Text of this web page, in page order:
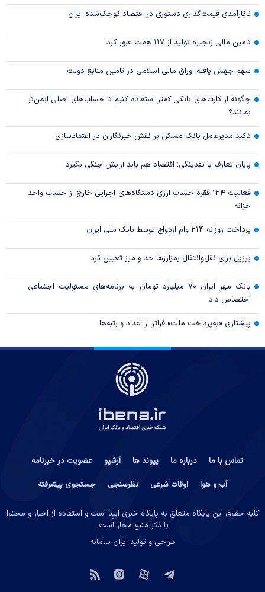
ناکارآمدی قیمت‌گذاری دستوری در اقتصاد کوچک‌شده ایران
تامین مالی زنجیره تولید از ۱۱۷ همت عبور کرد
سهم جهش یافته اوراق مالی اسلامی در تامین منابع دولت
چگونه از کارت‌های بانکی کمتر استفاده کنیم تا حساب‌های اصلی ایمن‌تر
بمانند؟
تاکید مدیرعامل بانک مسکن بر نقش خبرنگاران در اعتمادسازی
پایان تعارف با نقدینگی؛ اقتصاد هم باید آرایش جنگی بگیرد
فعالیت ۱۲۴ فقره حساب ارزی دستگاه‌های اجرایی خارج از حساب واحد
خزانه
پرداخت روزانه ۲۱۴ وام ازدواج توسط بانک ملی ایران
برزیل برای نقل‌وانتقال رمزارزها حد و مرز تعیین کرد
بانک مهر ایران ۷۰ میلیارد تومان به برنامه‌های مسئولیت اجتماعی
اختصاص داد
پیشتازی «به‌پرداخت ملت» فراتر از اعداد و رتبه‌ها
تماس با ما درباره ما پیوند ها آرشیو
عضویت در خبرنامه
آب و هوا
اوقات شرعی نظرسنجی جستجوی پیشرفته
کلیه حقوق این پایگاه متعلق به پایگاه خبری ایبِنا است و استفاده از اخبار و محتوا
با ذکر منبع مجاز است.
طراحی و تولید ایران سامانه